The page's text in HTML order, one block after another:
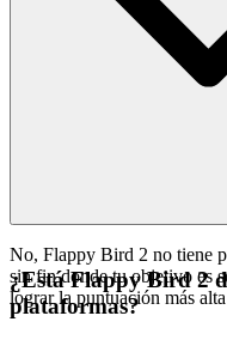
No, Flappy Bird 2 no tiene
sin fin donde tu objetivo es
lograr la puntuación más
¿Está Flappy Bird 2
plataformas?